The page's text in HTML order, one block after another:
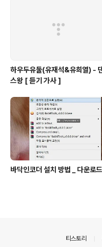
하우두유둘(유재석&유희열) -
스왕 [ 듣기 가사 ]
바닥인코더 설치 방법 _ 다운로드
티스토리